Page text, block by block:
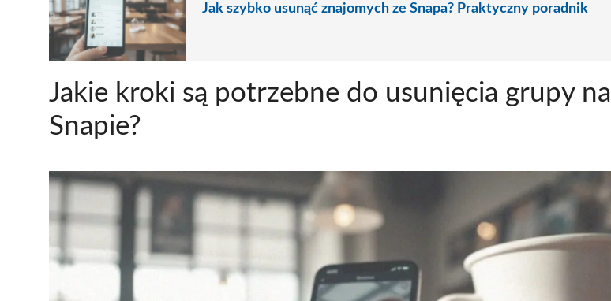
Jak szybko usunąć znajomych ze Snapa? Praktyczny poradnik
Jakie kroki są potrzebne do usunięcia grupy na
Snapie?